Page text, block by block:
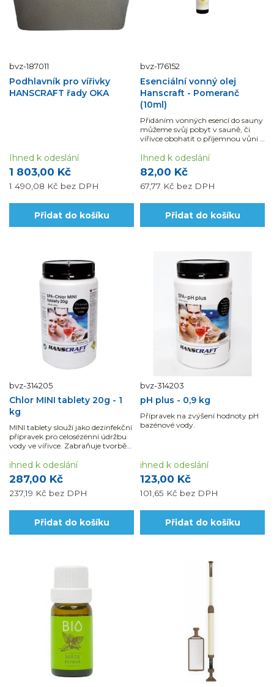
bvz-187011
Podhlavník pro vířivky
HANSCRAFT řady OKA
1 803,00 Kč
1 490,08 Kč bez DPH
Ihned k odeslání
Přidat do košíku
bvz-176152
Esenciální vonný olej
Hanscraft - Pomeranč
(10ml)
Přidáním vonných esencí do sauny
můžeme svůj pobyt v sauně, či
vířivce obohatit o příjemnou vůni a
82,00 Kč
67,77 Kč bez DPH
Ihned k odeslání
Přidat do košíku
bvz-314205
Chlor MINI tablety 20g - 1
kg
MINI tablety slouží jako dezinfekční
přípravek pro celosézénní údržbu
vody ve vířivce. Zabraňuje tvorbě
287,00 Kč
237,19 Kč bez DPH
ihned k odeslání
Přidat do košíku
bvz-314203
pH plus - 0,9 kg
Přípravek na zvýšení hodnoty pH
bazénové vody.
123,00 Kč
101,65 Kč bez DPH
ihned k odeslání
Přidat do košíku